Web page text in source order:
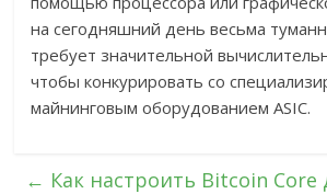
на сегодняшний день весьма
требует значительной
чтобы конкурировать со
майнинговым оборудованием ASIC.
← Как настроить Bitcoin Core